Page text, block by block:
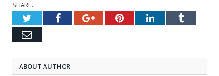
SHARE.
TwitterFacebookGoogle+PinterestLinkedInTumblr
Email
ABOUT AUTHOR